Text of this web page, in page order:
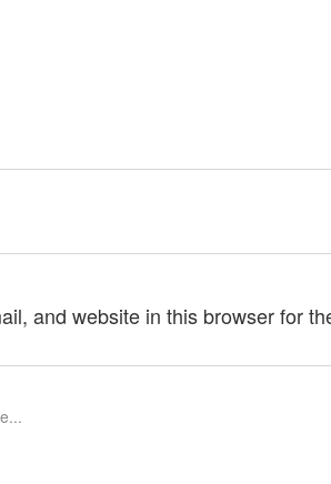
and website in this browser for